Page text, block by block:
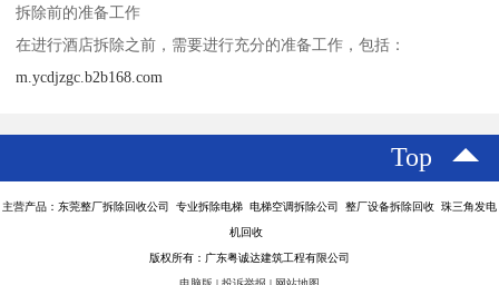
拆除前的准备工作
在进行酒店拆除之前，需要进行充分的准备工作，包括：
m.ycdjzgc.b2b168.com
Top
主营产品：东莞整厂拆除回收公司 专业拆除电梯 电梯空调拆除公司 整厂设备拆除回收 珠三角发电
机回收
版权所有：广东粤诚达建筑工程有限公司